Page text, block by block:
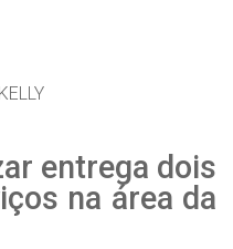
entrega dois
na área da